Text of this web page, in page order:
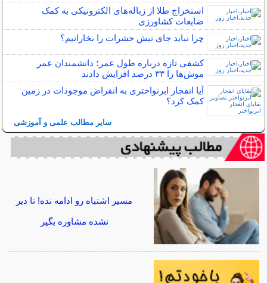
استخراج طلا از زباله‌های الکترونیکی به کمک
ضایعات کشاورزی
چرا نباید جای نیش حشرات را بخارانیم؟
کشفی تازه درباره طول عمر؛ دانشمندان عمر
موش‌ها را ۳۳ درصد افزایش دادند
آیا انفجار ابرنواختری به انقراض موجودات در زمین
کمک کرد؟
سایر مطالب علمی و آموزشی
مسیر اشتباه رو ادامه نده! تا دیر
نشده مشاوره بگیر